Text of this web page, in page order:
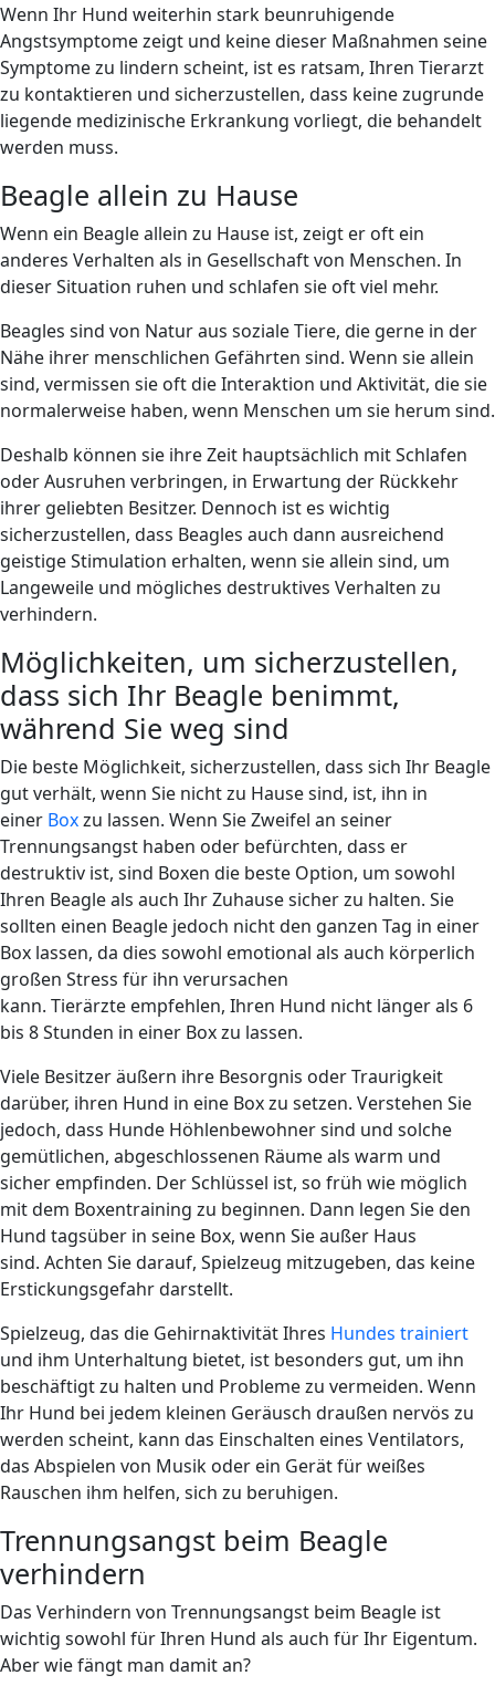
Wenn Ihr Hund weiterhin stark beunruhigende
Angstsymptome zeigt und keine dieser Maßnahmen seine
Symptome zu lindern scheint, ist es ratsam, Ihren Tierarzt
zu kontaktieren und sicherzustellen, dass keine zugrunde
liegende medizinische Erkrankung vorliegt, die behandelt
werden muss.
Beagle allein zu Hause
Wenn ein Beagle allein zu Hause ist, zeigt er oft ein
anderes Verhalten als in Gesellschaft von Menschen. In
dieser Situation ruhen und schlafen sie oft viel mehr.
Beagles sind von Natur aus soziale Tiere, die gerne in der
Nähe ihrer menschlichen Gefährten sind. Wenn sie allein
sind, vermissen sie oft die Interaktion und Aktivität, die sie
normalerweise haben, wenn Menschen um sie herum sind.
Deshalb können sie ihre Zeit hauptsächlich mit Schlafen
oder Ausruhen verbringen, in Erwartung der Rückkehr
ihrer geliebten Besitzer. Dennoch ist es wichtig
sicherzustellen, dass Beagles auch dann ausreichend
geistige Stimulation erhalten, wenn sie allein sind, um
Langeweile und mögliches destruktives Verhalten zu
verhindern.
Möglichkeiten, um sicherzustellen,
dass sich Ihr Beagle benimmt​​,
während Sie weg sind
Die beste Möglichkeit, sicherzustellen, dass sich Ihr Beagle
gut verhält, wenn Sie nicht zu Hause sind, ist, ihn in
einer Boxzu lassen. Wenn Sie Zweifel an seiner
Trennungsangst haben oder befürchten, dass er
destruktiv ist, sind Boxen die beste Option, um sowohl
Ihren Beagle als auch Ihr Zuhause sicher zu halten. Sie
sollten einen Beagle jedoch nicht den ganzen Tag in einer
Box lassen, da dies sowohl emotional als auch körperlich
großen Stress für ihn verursachen
kann. Tierärzte empfehlen, Ihren Hund nicht länger als 6
bis 8 Stunden in einer Box zu lassen.
Viele Besitzer äußern ihre Besorgnis oder Traurigkeit
darüber, ihren Hund in eine Box zu setzen. Verstehen Sie
jedoch, dass Hunde Höhlenbewohner sind und solche
gemütlichen, abgeschlossenen Räume als warm und
sicher empfinden. Der Schlüssel ist, so früh wie möglich
mit dem Boxentraining zu beginnen. Dann legen Sie den
Hund tagsüber in seine Box, wenn Sie außer Haus
sind. Achten Sie darauf, Spielzeug mitzugeben, das keine
Erstickungsgefahr darstellt.
Spielzeug, das die Gehirnaktivität Ihres Hundes trainiert
und ihm Unterhaltung bietet, ist besonders gut, um ihn
beschäftigt zu halten und Probleme zu vermeiden. Wenn
Ihr Hund bei jedem kleinen Geräusch draußen nervös zu
werden scheint, kann das Einschalten eines Ventilators,
das Abspielen von Musik oder ein Gerät für weißes
Rauschen ihm helfen, sich zu beruhigen.
Trennungsangst beim Beagle
verhindern
Das Verhindern von Trennungsangst beim Beagle ist
wichtig sowohl für Ihren Hund als auch für Ihr Eigentum.
Aber wie fängt man damit an?